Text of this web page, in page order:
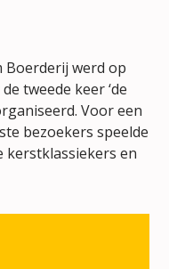
Boerderij werd op
tweede keer ‘de
Voor een
bezoekers speelde
kerstklassiekers en